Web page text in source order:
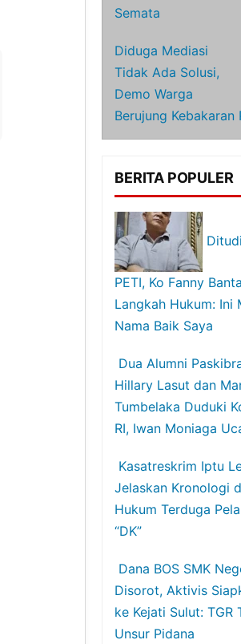
Semata
Diduga Mediasi
Tidak Ada Solusi,
Demo Warga
Berujung Kebakaran
BERITA POPULER
PETI, Ko Fanny
Langkah Hukum: Ini
Nama Baik Saya
Dua Alumni
Hillary Lasut dan
Tumbelaka Duduki
RI, Iwan Moniaga
Kasatreskrim Iptu
Jelaskan Kronologi
Hukum Terduga
“DK”
Dana BOS SMK
Disorot, Aktivis
ke Kejati Sulut: TGR
Unsur Pidana